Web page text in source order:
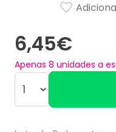
6,45€
Apenas 8 unidades a